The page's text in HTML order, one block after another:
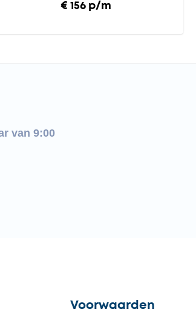
€ 156 p/m
van 9:00
Voorwaarden